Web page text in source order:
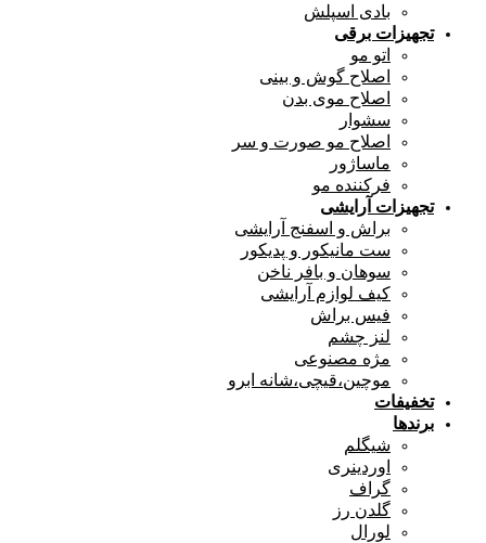
بادی اسپلش
تجهیزات برقی
اتو مو
اصلاح گوش و بینی
اصلاح موی بدن
سشوار
اصلاح مو صورت و سر
ماساژور
فرکننده مو
تجهیزات آرایشی
براش و اسفنج آرایشی
ست مانیکور و پدیکور
سوهان و بافر ناخن
کیف لوازم آرایشی
فیس براش
لنز چشم
مژه مصنوعی
موچین،قیچی،شانه ابرو
تخفیفات
برندها
شیگلم
اوردینری
گراف
گلدن رز
لورال